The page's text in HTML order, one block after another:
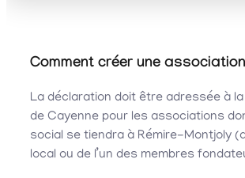
Comment créer une
La déclaration doit être adressée à
de Cayenne pour les associations
social se tiendra à Rémire-Montjoly
local ou de l’un des membres